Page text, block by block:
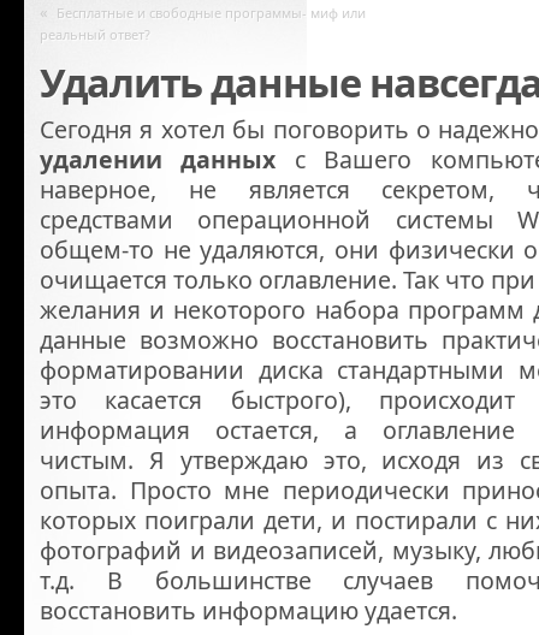
« Бесплатные и свободные программы- миф или
реальный ответ?
Удалить данные
Сегодня я хотел бы поговорить о
удалении данных с Вашего
наверное, не является секретом,
средствами операционной системы
общем-то не удаляются, они физически
очищается только оглавление. Так что
желания и некоторого набора программ
данные возможно восстановить
форматировании диска стандартными
это касается быстрого),
информация остается, а оглавление
чистым. Я утверждаю это, исходя из
опыта. Просто мне периодически
которых поиграли дети, и постирали с
фотографий и видеозаписей, музыку,
т.д. В большинстве случаев
восстановить информацию удается.